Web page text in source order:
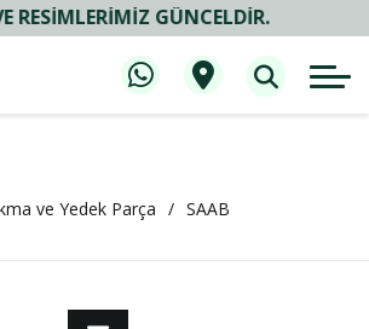
GÜNCELDIR.
ve Yedek Parça SAAB